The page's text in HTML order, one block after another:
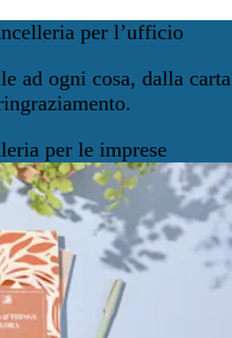
per l’ufficio
ad ogni cosa, dalla carta
per le imprese